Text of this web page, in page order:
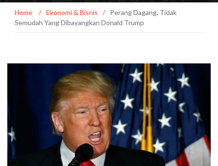
Home / Ekonomi & Bisnis /
Perang Dagang, Tidak
Semudah Yang Dibayangkan Donald Trump